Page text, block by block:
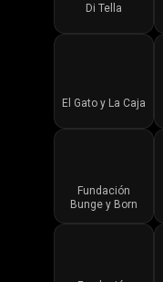
Di Tella
El Gato y La Caja
Fundación
Bunge y Born